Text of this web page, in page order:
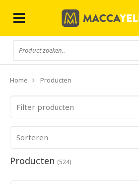
Home Producten
Filter producten
Sorteren
Producten (524)